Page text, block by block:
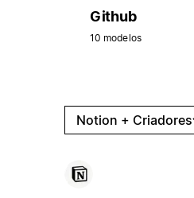
Github
10 modelos
Notion + Criadores